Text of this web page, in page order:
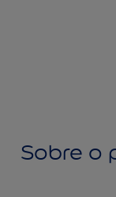
Sobre o